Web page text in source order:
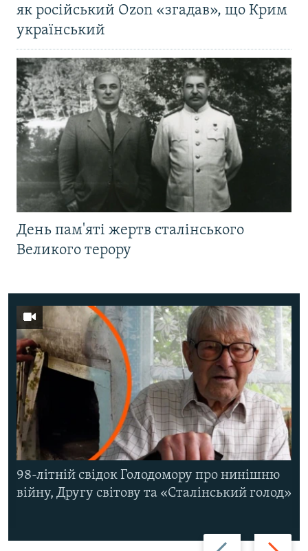
як російський Ozon «згадав», що Крим
український
День пам'яті жертв сталінського
Великого терору
Назад Вперед
98-літній свідок Голодомору про нинішню
війну, Другу світову та «Сталінський голод»